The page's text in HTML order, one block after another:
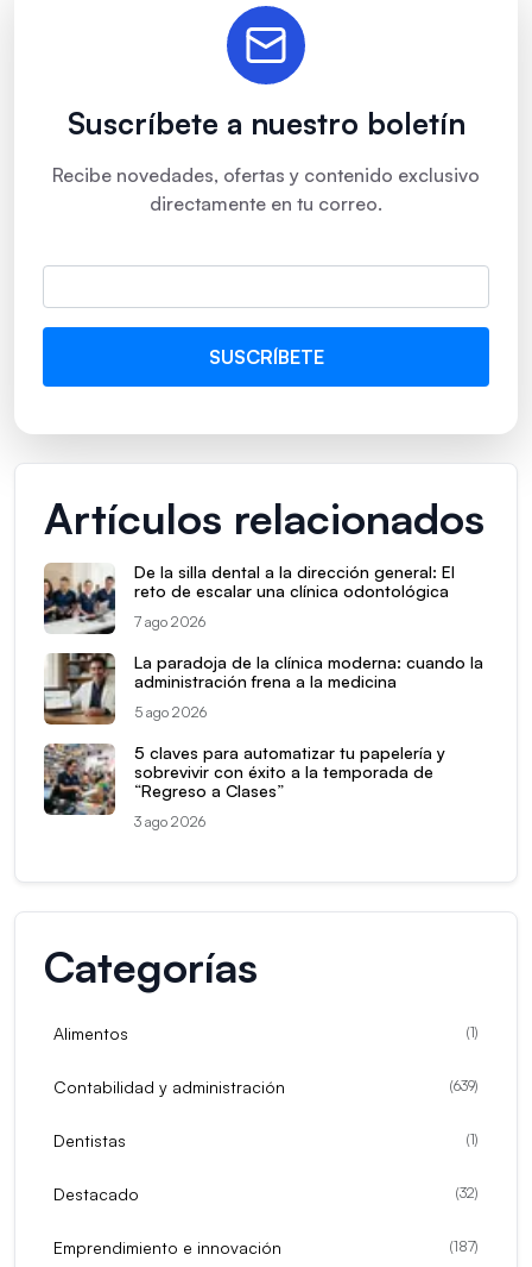
Suscríbete a nuestro boletín
Recibe novedades, ofertas y contenido exclusivo
directamente en tu correo.
Artículos relacionados
De la silla dental a la dirección general: El
reto de escalar una clínica odontológica
7 ago 2026
La paradoja de la clínica moderna: cuando la
administración frena a la medicina
5 ago 2026
5 claves para automatizar tu papelería y
sobrevivir con éxito a la temporada de
“Regreso a Clases”
3 ago 2026
Categorías
Alimentos (1)
Contabilidad y administración (639)
Dentistas (1)
Destacado (32)
Emprendimiento e innovación (187)